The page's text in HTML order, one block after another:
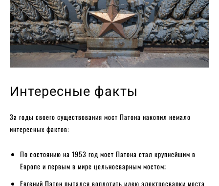
Интересные факты
За годы своего существования мост Патона накопил немало
интересных фактов:
По состоянию на 1953 год мост Патона стал крупнейшим в
Европе и первым в мире цельносварным мостом;
Евгений Патон пытался воплотить идею электросварки моста